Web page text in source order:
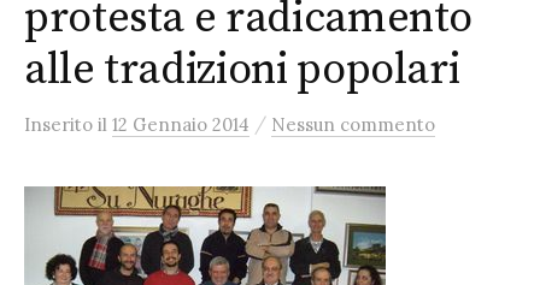
protesta e radicamento
alle tradizioni popolari
Inserito il 12 Gennaio 2014 / Nessun commento